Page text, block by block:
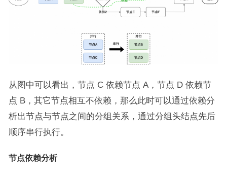
从图中可以看出，节点 C 依赖节点 A，节点 D 依赖节
点 B，其它节点相互不依赖，那么此时可以通过依赖分
析出节点与节点之间的分组关系，通过分组头结点先后
顺序串行执行。
节点依赖分析